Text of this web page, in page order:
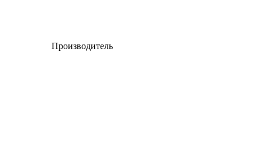
Производитель